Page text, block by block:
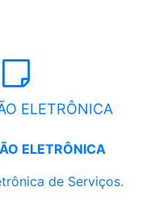
ELETRÔNICA
ELETRÔNICA
de Serviços.